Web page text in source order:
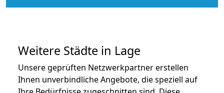
Weitere Städte in Lage
Unsere geprüften Netzwerkpartner erstellen
Ihnen unverbindliche Angebote, die speziell auf